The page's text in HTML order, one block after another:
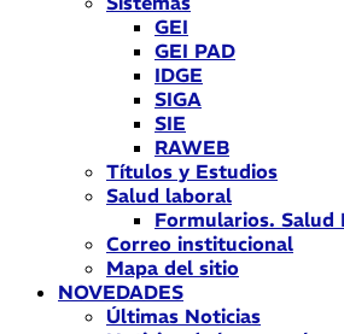
GEI
GEI PAD
IDGE
SIGA
SIE
RAWEB
Títulos y Estudios
Salud laboral
Formularios. Salud
Correo institucional
Mapa del sitio
NOVEDADES
Últimas Noticias